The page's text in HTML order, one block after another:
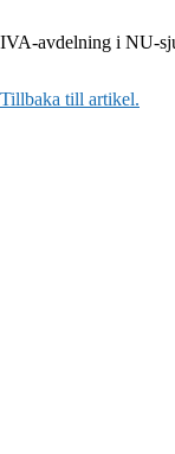
IVA-avdelning i NU-
Tillbaka till artikel.